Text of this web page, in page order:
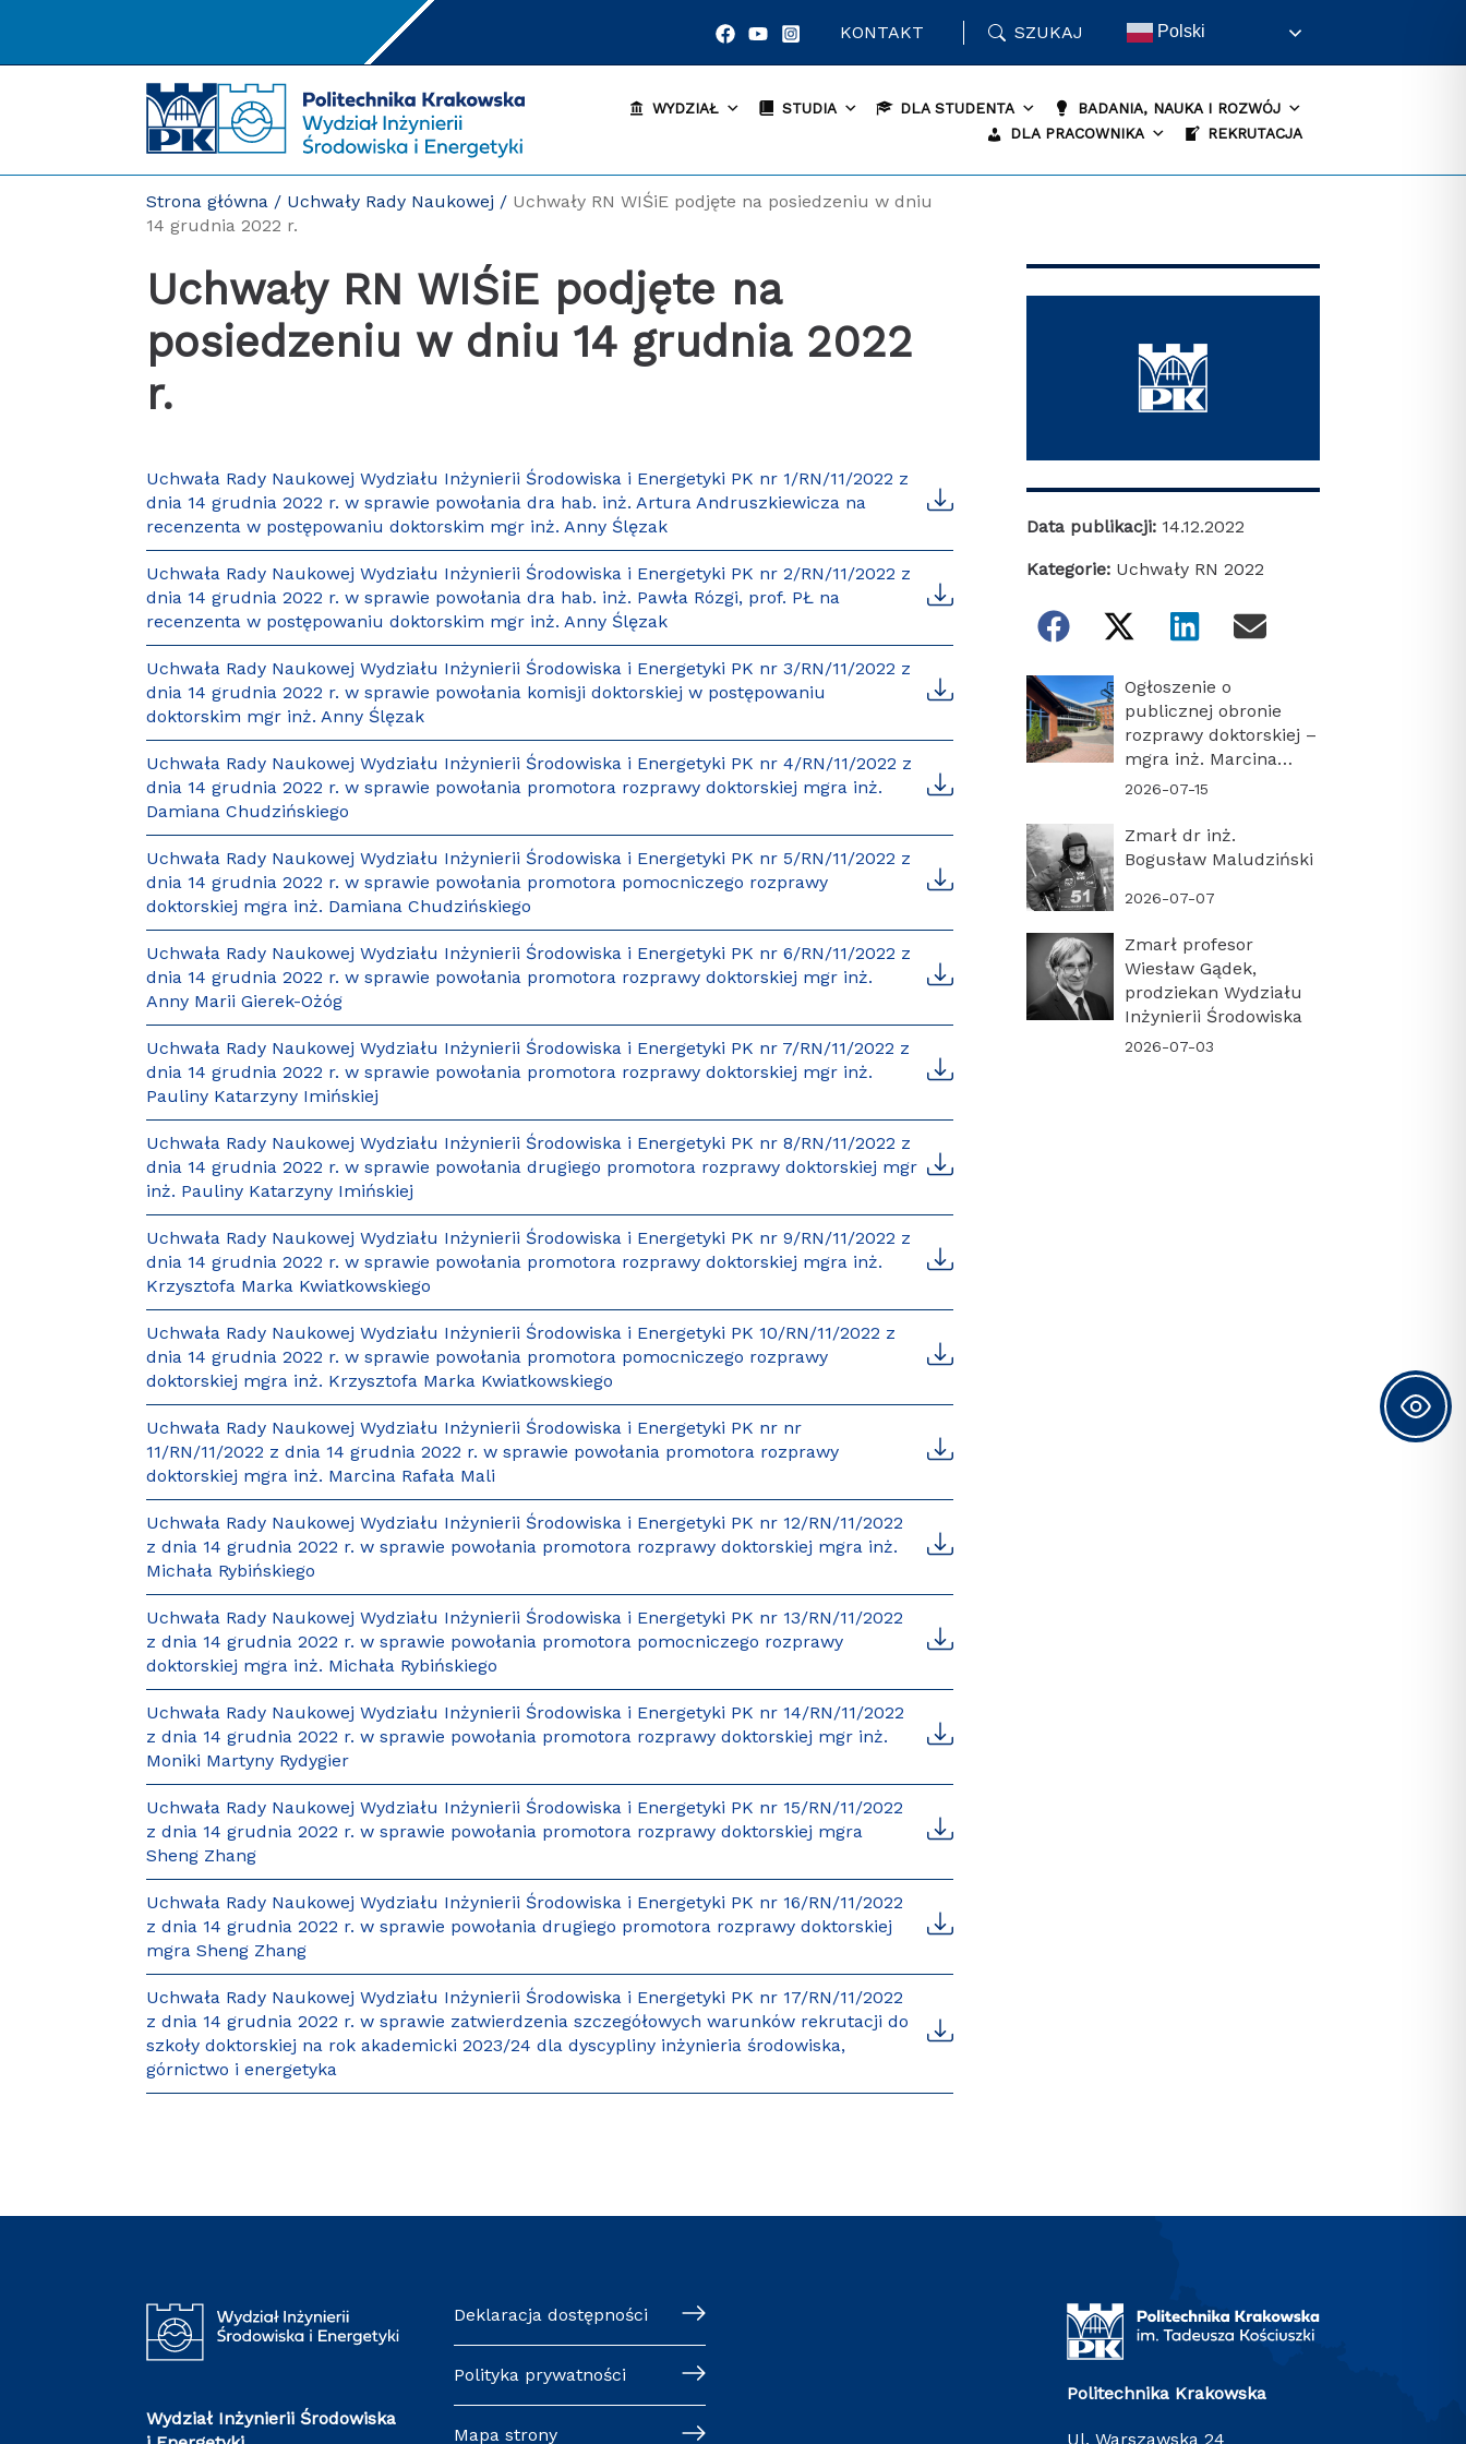
KONTAKT SZUKAJ Polski
WYDZIAŁ STUDIA DLA STUDENTA
BADANIA, NAUKA I ROZWÓJ
DLA PRACOWNIKA
REKRUTACJA
Strona główna / Uchwały Rady Naukowej / Uchwały RN WIŚiE podjęte na posiedzeniu w dniu
14 grudnia 2022 r.
Uchwały RN WIŚiE podjęte na
posiedzeniu w dniu 14 grudnia 2022
r.
Uchwała Rady Naukowej Wydziału Inżynierii Środowiska i Energetyki PK nr 1/RN/11/2022 z
dnia 14 grudnia 2022 r. w sprawie powołania dra hab. inż. Artura Andruszkiewicza na
recenzenta w postępowaniu doktorskim mgr inż. Anny Ślęzak
Uchwała Rady Naukowej Wydziału Inżynierii Środowiska i Energetyki PK nr 2/RN/11/2022 z
dnia 14 grudnia 2022 r. w sprawie powołania dra hab. inż. Pawła Rózgi, prof. PŁ na
recenzenta w postępowaniu doktorskim mgr inż. Anny Ślęzak
Uchwała Rady Naukowej Wydziału Inżynierii Środowiska i Energetyki PK nr 3/RN/11/2022 z
dnia 14 grudnia 2022 r. w sprawie powołania komisji doktorskiej w postępowaniu
doktorskim mgr inż. Anny Ślęzak
Uchwała Rady Naukowej Wydziału Inżynierii Środowiska i Energetyki PK nr 4/RN/11/2022 z
dnia 14 grudnia 2022 r. w sprawie powołania promotora rozprawy doktorskiej mgra inż.
Damiana Chudzińskiego
Uchwała Rady Naukowej Wydziału Inżynierii Środowiska i Energetyki PK nr 5/RN/11/2022 z
dnia 14 grudnia 2022 r. w sprawie powołania promotora pomocniczego rozprawy
doktorskiej mgra inż. Damiana Chudzińskiego
Uchwała Rady Naukowej Wydziału Inżynierii Środowiska i Energetyki PK nr 6/RN/11/2022 z
dnia 14 grudnia 2022 r. w sprawie powołania promotora rozprawy doktorskiej mgr inż.
Anny Marii Gierek-Ożóg
Uchwała Rady Naukowej Wydziału Inżynierii Środowiska i Energetyki PK nr 7/RN/11/2022 z
dnia 14 grudnia 2022 r. w sprawie powołania promotora rozprawy doktorskiej mgr inż.
Pauliny Katarzyny Imińskiej
Uchwała Rady Naukowej Wydziału Inżynierii Środowiska i Energetyki PK nr 8/RN/11/2022 z
dnia 14 grudnia 2022 r. w sprawie powołania drugiego promotora rozprawy doktorskiej mgr
inż. Pauliny Katarzyny Imińskiej
Uchwała Rady Naukowej Wydziału Inżynierii Środowiska i Energetyki PK nr 9/RN/11/2022 z
dnia 14 grudnia 2022 r. w sprawie powołania promotora rozprawy doktorskiej mgra inż.
Krzysztofa Marka Kwiatkowskiego
Uchwała Rady Naukowej Wydziału Inżynierii Środowiska i Energetyki PK 10/RN/11/2022 z
dnia 14 grudnia 2022 r. w sprawie powołania promotora pomocniczego rozprawy
doktorskiej mgra inż. Krzysztofa Marka Kwiatkowskiego
Uchwała Rady Naukowej Wydziału Inżynierii Środowiska i Energetyki PK nr nr
11/RN/11/2022 z dnia 14 grudnia 2022 r. w sprawie powołania promotora rozprawy
doktorskiej mgra inż. Marcina Rafała Mali
Uchwała Rady Naukowej Wydziału Inżynierii Środowiska i Energetyki PK nr 12/RN/11/2022
z dnia 14 grudnia 2022 r. w sprawie powołania promotora rozprawy doktorskiej mgra inż.
Michała Rybińskiego
Uchwała Rady Naukowej Wydziału Inżynierii Środowiska i Energetyki PK nr 13/RN/11/2022
z dnia 14 grudnia 2022 r. w sprawie powołania promotora pomocniczego rozprawy
doktorskiej mgra inż. Michała Rybińskiego
Uchwała Rady Naukowej Wydziału Inżynierii Środowiska i Energetyki PK nr 14/RN/11/2022
z dnia 14 grudnia 2022 r. w sprawie powołania promotora rozprawy doktorskiej mgr inż.
Moniki Martyny Rydygier
Uchwała Rady Naukowej Wydziału Inżynierii Środowiska i Energetyki PK nr 15/RN/11/2022
z dnia 14 grudnia 2022 r. w sprawie powołania promotora rozprawy doktorskiej mgra
Sheng Zhang
Uchwała Rady Naukowej Wydziału Inżynierii Środowiska i Energetyki PK nr 16/RN/11/2022
z dnia 14 grudnia 2022 r. w sprawie powołania drugiego promotora rozprawy doktorskiej
mgra Sheng Zhang
Uchwała Rady Naukowej Wydziału Inżynierii Środowiska i Energetyki PK nr 17/RN/11/2022
z dnia 14 grudnia 2022 r. w sprawie zatwierdzenia szczegółowych warunków rekrutacji do
szkoły doktorskiej na rok akademicki 2023/24 dla dyscypliny inżynieria środowiska,
górnictwo i energetyka
Data publikacji: 14.12.2022
Kategorie: Uchwały RN 2022
Ogłoszenie o
publicznej obronie
rozprawy doktorskiej –
mgra inż. Marcina
Turonia
2026-07-15
Zmarł dr inż.
Bogusław Maludziński
2026-07-07
Zmarł profesor
Wiesław Gądek,
prodziekan Wydziału
Inżynierii Środowiska
2026-07-03
Wydział Inżynierii Środowiska
Deklaracja dostępności
Polityka prywatności
Mapa strony
Politechnika Krakowska
ul. Warszawska 24